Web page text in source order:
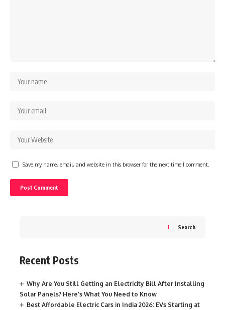
Save my name, email, and website in this browser for the next time I comment.
Search
Recent Posts
Why Are You Still Getting an Electricity Bill After Installing
Solar Panels? Here’s What You Need to Know
Best Affordable Electric Cars in India 2026: EVs Starting at